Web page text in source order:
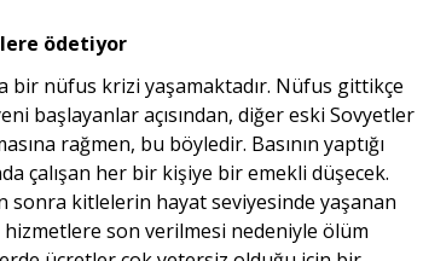
ödetiyor
bir nüfus krizi yaşamaktadır. Nüfus gittikçe
başlayanlar açısından, diğer eski Sovyetler
rağmen, bu böyledir. Basının yaptığı
çalışan her bir kişiye bir emekli düşecek.
sonra kitlelerin hayat seviyesinde yaşanan
hizmetlere son verilmesi nedeniyle ölüm